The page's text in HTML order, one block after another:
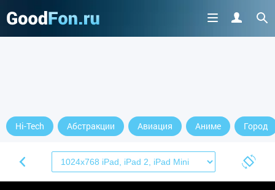
Hi-Tech Абстракции Авиация Аниме Город